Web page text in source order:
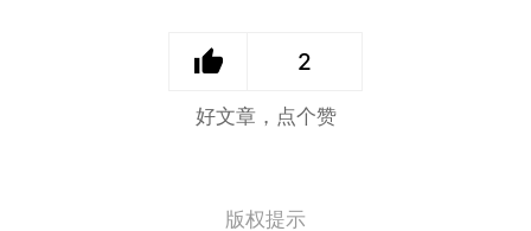
2
好文章，点个赞
版权提示